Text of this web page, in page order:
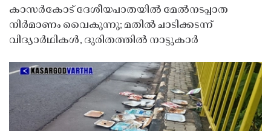
കാസർകോട് ദേശീയപാതയിൽ മേൽനടപ്പാത
നിർമാണം വൈകുന്നു; മതിൽ ചാടിക്കടന്ന്
വിദ്യാർഥികൾ, ദുരിതത്തിൽ നാട്ടുകാർ